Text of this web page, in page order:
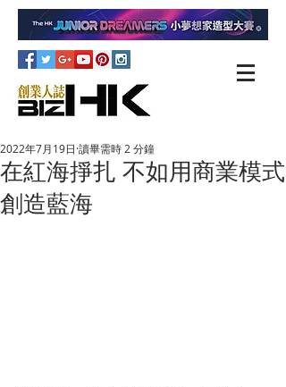
在紅海掙扎 不如用商業模式
創造藍海
2022年7月19日 讀畢需時 2 分鐘